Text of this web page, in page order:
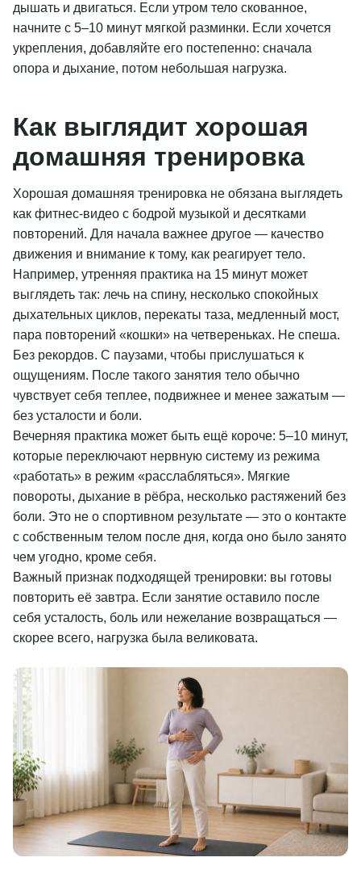
дышать и двигаться. Если утром тело скованное,
начните с 5–10 минут мягкой разминки. Если хочется
укрепления, добавляйте его постепенно: сначала
опора и дыхание, потом небольшая нагрузка.
Как выглядит хорошая
домашняя тренировка
Хорошая домашняя тренировка не обязана выглядеть
как фитнес-видео с бодрой музыкой и десятками
повторений. Для начала важнее другое — качество
движения и внимание к тому, как реагирует тело.
Например, утренняя практика на 15 минут может
выглядеть так: лечь на спину, несколько спокойных
дыхательных циклов, перекаты таза, медленный мост,
пара повторений «кошки» на четвереньках. Не спеша.
Без рекордов. С паузами, чтобы прислушаться к
ощущениям. После такого занятия тело обычно
чувствует себя теплее, подвижнее и менее зажатым —
без усталости и боли.
Вечерняя практика может быть ещё короче: 5–10 минут,
которые переключают нервную систему из режима
«работать» в режим «расслабляться». Мягкие
повороты, дыхание в рёбра, несколько растяжений без
боли. Это не о спортивном результате — это о контакте
с собственным телом после дня, когда оно было занято
чем угодно, кроме себя.
Важный признак подходящей тренировки: вы готовы
повторить её завтра. Если занятие оставило после
себя усталость, боль или нежелание возвращаться —
скорее всего, нагрузка была великовата.